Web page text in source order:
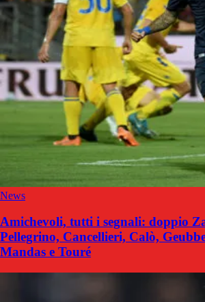
News
Amichevoli, tutti i segnali: doppio
Pellegrino, Cancellieri, Calò,
Mandas e Touré